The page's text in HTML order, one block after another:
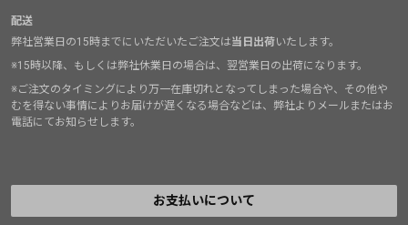
配送
弊社営業日の15時までにいただいたご注文は当日出荷いたします。
※15時以降、もしくは弊社休業日の場合は、翌営業日の出荷になります。
※ご注文のタイミングにより万一在庫切れとなってしまった場合や、その他や
むを得ない事情によりお届けが遅くなる場合などは、弊社よりメールまたはお
電話にてお知らせします。
お支払いについて